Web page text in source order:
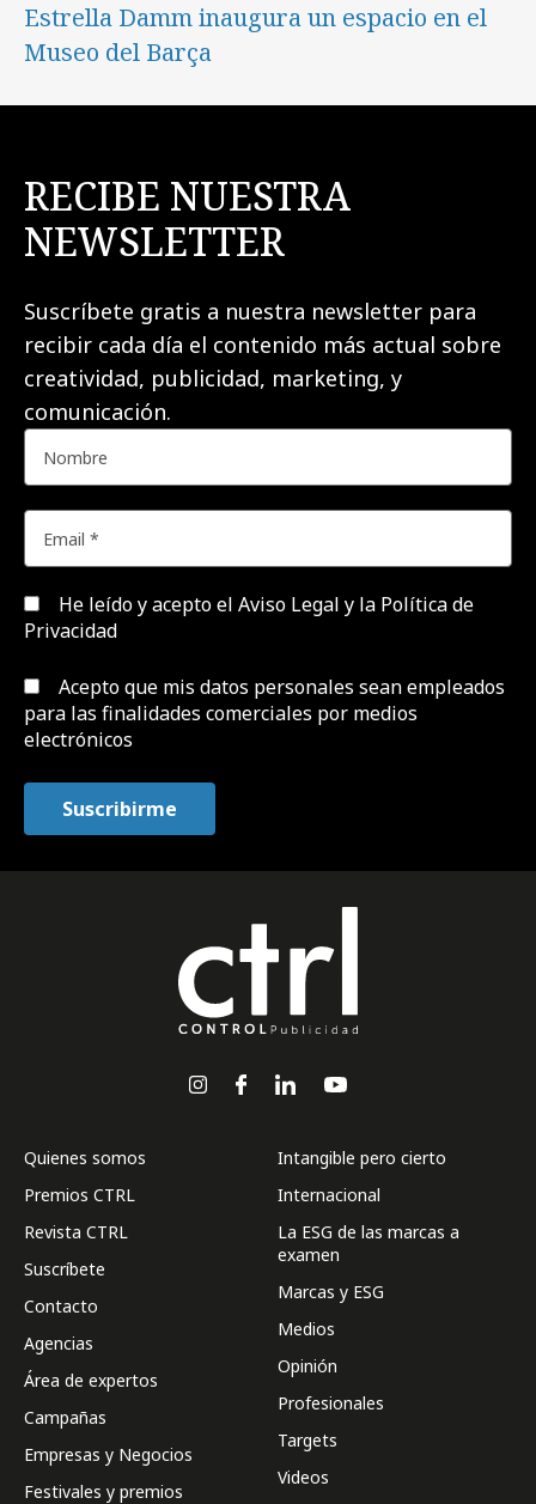
Estrella Damm inaugura un espacio en el
Museo del Barça
RECIBE NUESTRA
NEWSLETTER
Suscríbete gratis a nuestra newsletter para
recibir cada día el contenido más actual sobre
creatividad, publicidad, marketing, y
comunicación.
He leído y acepto el Aviso Legal y la Política de
Privacidad
Acepto que mis datos personales sean empleados
para las finalidades comerciales por medios
electrónicos
Quienes somos
Premios CTRL
Revista CTRL
Suscríbete
Contacto
Agencias
Área de expertos
Campañas
Empresas y Negocios
Festivales y premios
Intangible pero cierto
Internacional
La ESG de las marcas a
examen
Marcas y ESG
Medios
Opinión
Profesionales
Targets
Videos